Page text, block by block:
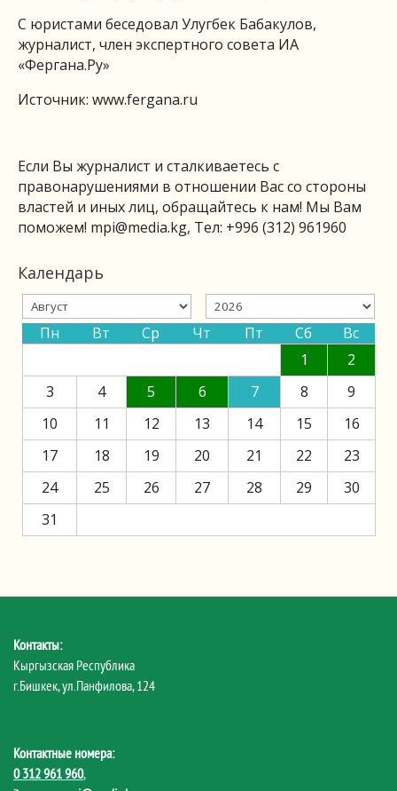
С юристами беседовал Улугбек Бабакулов,
журналист, член экспертного совета ИА
«Фергана.Ру»
Источник: www.fergana.ru
Если Вы журналист и сталкиваетесь с
правонарушениями в отношении Вас со стороны
властей и иных лиц, обращайтесь к нам! Мы Вам
поможем! mpi@media.kg, Тел: +996 (312) 961960
Календарь
Пн Вт Ср Чт Пт Сб
Вс
1
2
3
4 5 6 7 8
9
10
11 12 13 14 15
16
17
18 19 20 21 22
23
24
25 26 27 28 29
30
31
Контакты:
Кыргызская Республика
г.Бишкек, ул.Панфилова, 124
Контактные номера:
0 312 961 960,